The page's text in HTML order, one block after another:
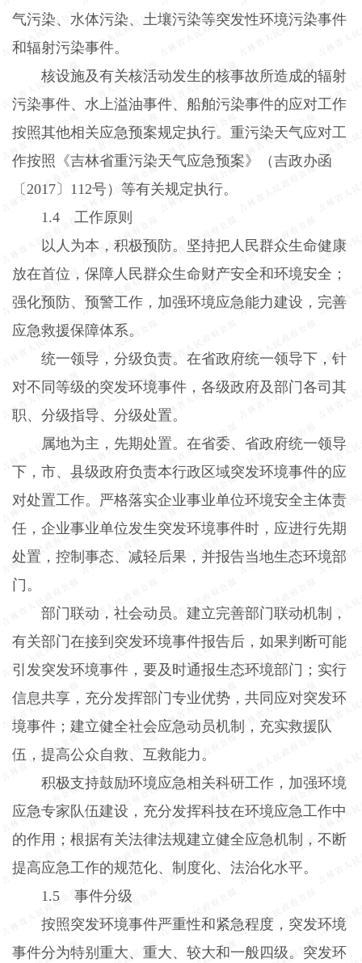
气污染、水体污染、土壤污染等突发性环境污染事件
和辐射污染事件。
核设施及有关核活动发生的核事故所造成的辐射
污染事件、水上溢油事件、船舶污染事件的应对工作
按照其他相关应急预案规定执行。重污染天气应对工
作按照《吉林省重污染天气应急预案》（吉政办函
〔2017〕 112号）等有关规定执行。
1.4 工作原则
以人为本，积极预防。坚持把人民群众生命健康
放在首位，保障人民群众生命财产安全和环境安全；
强化预防、预警工作，加强环境应急能力建设，完善
应急救援保障体系。
统一领导，分级负责。在省政府统一领导下，针
对不同等级的突发环境事件，各级政府及部门各司其
职、分级指导、分级处置。
属地为主，先期处置。在省委、省政府统一领导
下，市、县级政府负责本行政区域突发环境事件的应
对处置工作。严格落实企业事业单位环境安全主体责
任，企业事业单位发生突发环境事件时，应进行先期
处置，控制事态、减轻后果，并报告当地生态环境部
门。
部门联动，社会动员。建立完善部门联动机制，
有关部门在接到突发环境事件报告后，如果判断可能
引发突发环境事件，要及时通报生态环境部门；实行
信息共享，充分发挥部门专业优势，共同应对突发环
境事件；建立健全社会应急动员机制，充实救援队
伍，提高公众自救、互救能力。
积极支持鼓励环境应急相关科研工作，加强环境
应急专家队伍建设，充分发挥科技在环境应急工作中
的作用；根据有关法律法规建立健全应急机制，不断
提高应急工作的规范化、制度化、法治化水平。
1.5 事件分级
按照突发环境事件严重性和紧急程度，突发环境
事件分为特别重大、重大、较大和一般四级。突发环